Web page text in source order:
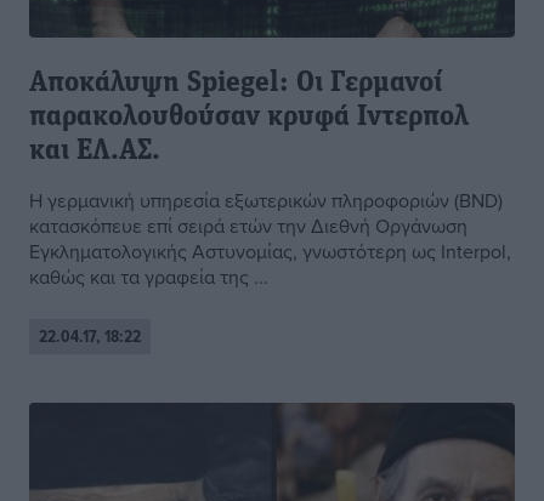
Αποκάλυψη Spiegel: Oι Γερμανοί
παρακολουθούσαν κρυφά Ιντερπολ
και ΕΛ.ΑΣ.
Η γερμανική υπηρεσία εξωτερικών πληροφοριών (BND)
κατασκόπευε επί σειρά ετών την Διεθνή Οργάνωση
Εγκληματολογικής Αστυνομίας, γνωστότερη ως Interpol,
καθώς και τα γραφεία της ...
22.04.17, 18:22